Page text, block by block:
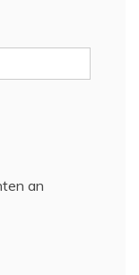
an